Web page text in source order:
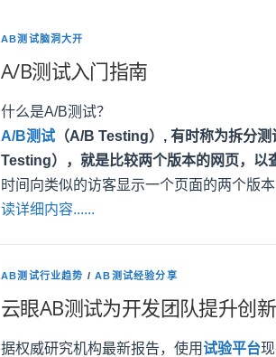
AB测试脑洞大开
A/B测试入门指南
什么是A/B测试？
A/B测试 （A/B Testing）, 有时称为拆分
Testing），就是比较两个版本的网页，以
时间向类似的访客显示一个页面的两个版
读详细内容......
AB测试行业趋势 /AB测试经验分享
云眼AB测试为开发团队提升创
据权威研究机构最新报告，使用试验平台